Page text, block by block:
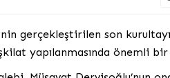
gerçekleştirilen son
yapılanmasında önemli